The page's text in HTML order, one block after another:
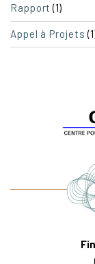
Rapport (1)
Appel à Projets